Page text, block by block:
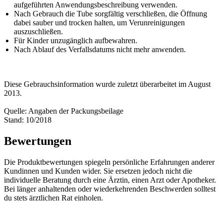
aufgeführten Anwendungsbeschreibung verwenden.
Nach Gebrauch die Tube sorgfältig verschließen, die Öffnung
dabei sauber und trocken halten, um Verunreinigungen
auszuschließen.
Für Kinder unzugänglich aufbewahren.
Nach Ablauf des Verfallsdatums nicht mehr anwenden.
Diese Gebrauchsinformation wurde zuletzt überarbeitet im August
2013.
Quelle: Angaben der Packungsbeilage
Stand: 10/2018
Bewertungen
Die Produktbewertungen spiegeln persönliche Erfahrungen anderer
Kundinnen und Kunden wider. Sie ersetzen jedoch nicht die
individuelle Beratung durch eine Ärztin, einen Arzt oder Apotheker.
Bei länger anhaltenden oder wiederkehrenden Beschwerden solltest
du stets ärztlichen Rat einholen.